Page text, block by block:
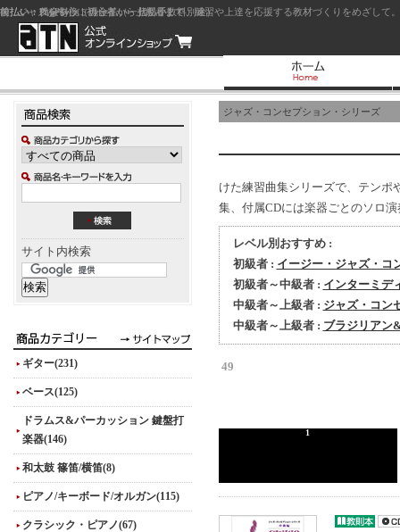
ジャズを中心に初心者から上級者まで、練習や上達を応援する教材づくりをめざし
サイト内検索
ギター(231)
ベース(125)
ドラムス&パーカッション 鍵盤打
楽器(146)
和太鼓 篠笛/横笛(8)
ピアノ/キーボード/オルガン(115)
クラシック・ピアノ(67)
ジャズ・コンセプション・シリーズ
けた練習曲集シリーズで、テンポ
集、付属CDには楽器ごとのソロ
レベル別おすすめ :
初級者 : イージー・ジャズ・コ
初級者～中級者 : インターミデ
中級者～上級者 : ジャズ・コン
中級者～上級者 : ブラジリアン
49
1
前払い：クレジットカード（一括払い）
後払い：代金引換（現金払い・代引手数料別途）
前払い：PayPay